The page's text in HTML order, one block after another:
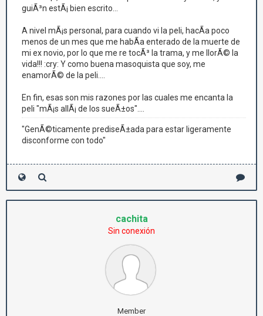
guiÃ³n estÃ¡ bien escrito...
A nivel mÃ¡s personal, para cuando vi la peli, hacÃ­a poco
menos de un mes que me habÃ­a enterado de la muerte de
mi ex novio, por lo que me re tocÃ³ la trama, y me llorÃ© la
vida!!! :cry: Y como buena masoquista que soy, me
enamorÃ© de la peli....
En fin, esas son mis razones por las cuales me encanta la
peli "mÃ¡s allÃ¡ de los sueÃ±os"....
"GenÃ©ticamente prediseÃ±ada para estar ligeramente
disconforme con todo"
cachita
Sin conexión
Member